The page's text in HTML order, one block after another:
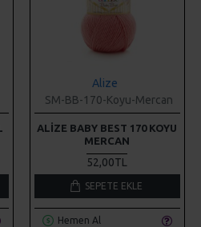
Alize
SM-BB-170-Koyu-Mercan
ALIZE BABY BEST 170 KOYU
MERCAN
52,00TL
SEPETE EKLE
Hemen Al